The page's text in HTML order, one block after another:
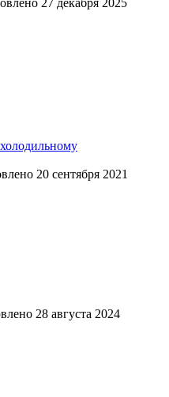
20 сентября 2021
28 августа 2024